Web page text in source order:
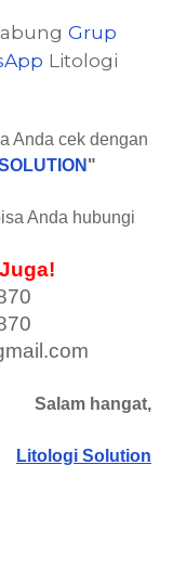
Grup
Litologi
Anda cek dengan
"
Anda hubungi
Salam hangat,
Litologi Solution